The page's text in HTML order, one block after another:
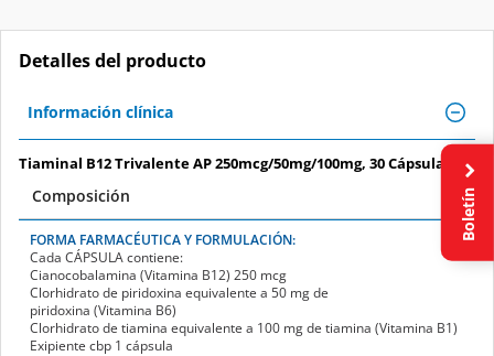
Detalles del producto
Información clínica
Tiaminal B12 Trivalente AP 250mcg/50mg/100mg, 30 Cápsulas.
Composición
FORMA FARMACÉUTICA Y FORMULACIÓN:
Cada CÁPSULAcontiene:
Cianocobalamina (Vitamina B12) 250 mcg
Clorhidrato de piridoxina equivalente a 50 mg de
piridoxina (Vitamina B6)
Clorhidrato de tiamina equivalente a 100 mg de tiamina (Vitamina B1)
Exipiente cbp 1 cápsula
Boletín